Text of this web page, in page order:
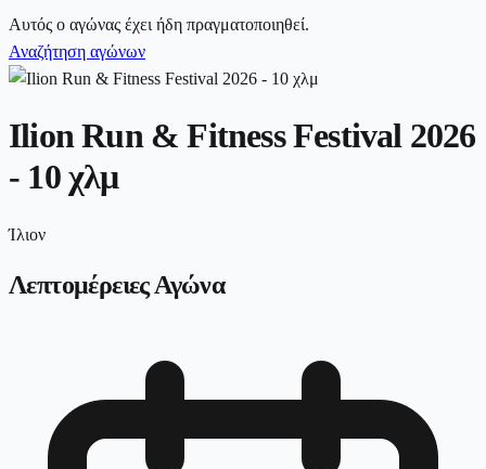
Αυτός ο αγώνας έχει ήδη πραγματοποιηθεί.
Αναζήτηση αγώνων
Ilion Run & Fitness Festival 2026
- 10 χλμ
Ίλιον
Λεπτομέρειες Αγώνα